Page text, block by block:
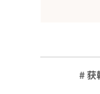
# 获